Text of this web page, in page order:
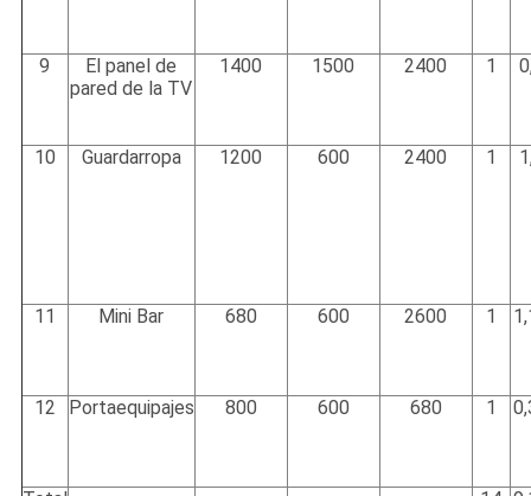
9
El panel de
pared de la TV
1400 1500 2400 1
10 Guardarropa 1200 600 2400 1
11 Mini Bar 680 600 2600 1
12 Portaequipajes 800 600 680 1